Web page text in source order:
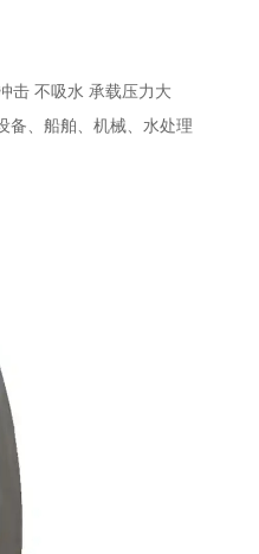
击 不吸水 承载压力大
备、船舶、机械、水处理